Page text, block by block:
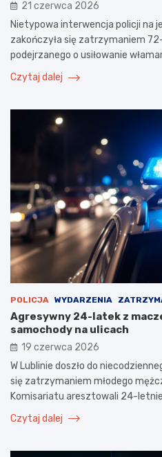
21 czerwca 2026
Nietypowa interwencja policji na
zakończyła się zatrzymaniem
podejrzanego o usiłowanie
Czytaj dalej
POLICJA WYDARZENIA
Agresywny 24-latek z
samochody na ulicach
19 czerwca 2026
W Lublinie doszło do
się zatrzymaniem młodego
Komisariatu aresztowali 24-
Czytaj dalej